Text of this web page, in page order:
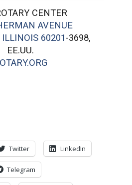
CENTER
AVENUE
60201-3698,
EE.UU.
Twitter LinkedIn
Telegram